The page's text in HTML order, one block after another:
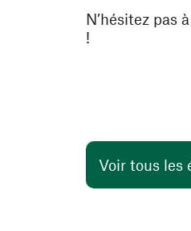
N’hésitez pas
!
Voir tous les